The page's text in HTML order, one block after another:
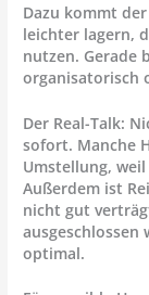
Dazu kommt
leichter lagern,
nutzen. Gerade
organisatorisch
Der Real-Talk:
sofort. Manche
Umstellung,
Außerdem ist
nicht gut
ausgeschlossen
optimal.